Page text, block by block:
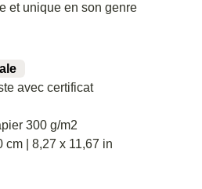
et unique en son genre
avec certificat
300 g/m2
cm | 8,27 x 11,67 in